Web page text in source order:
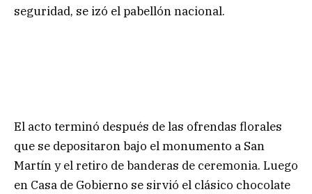
seguridad, se izó el pabellón nacional.
El acto terminó después de las ofrendas florales
que se depositaron bajo el monumento a San
Martín y el retiro de banderas de ceremonia. Luego
en Casa de Gobierno se sirvió el clásico chocolate